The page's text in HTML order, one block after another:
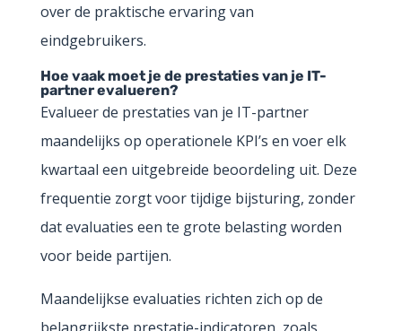
over de praktische ervaring van
eindgebruikers.
Hoe vaak moet je de prestaties van je IT-
partner evalueren?
Evalueer de prestaties van je IT-partner
maandelijks op operationele KPI’s en voer elk
kwartaal een uitgebreide beoordeling uit. Deze
frequentie zorgt voor tijdige bijsturing, zonder
dat evaluaties een te grote belasting worden
voor beide partijen.
Maandelijkse evaluaties richten zich op de